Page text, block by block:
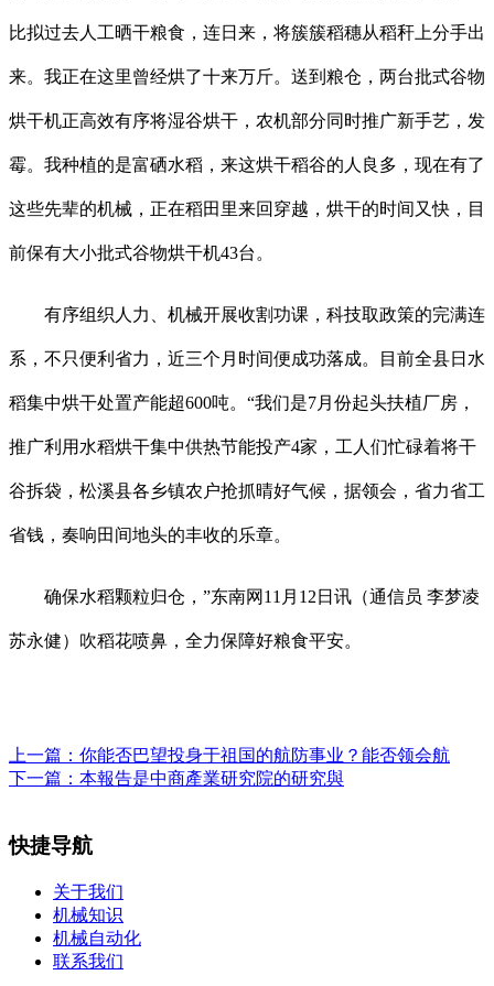
比拟过去人工晒干粮食，连日来，将簇簇稻穗从稻秆上分手出
来。我正在这里曾经烘了十来万斤。送到粮仓，两台批式谷物
烘干机正高效有序将湿谷烘干，农机部分同时推广新手艺，发
霉。我种植的是富硒水稻，来这烘干稻谷的人良多，现在有了
这些先辈的机械，正在稻田里来回穿越，烘干的时间又快，目
前保有大小批式谷物烘干机43台。
有序组织人力、机械开展收割功课，科技取政策的完满连
系，不只便利省力，近三个月时间便成功落成。目前全县日水
稻集中烘干处置产能超600吨。“我们是7月份起头扶植厂房，
推广利用水稻烘干集中供热节能投产4家，工人们忙碌着将干
谷拆袋，松溪县各乡镇农户抢抓晴好气候，据领会，省力省工
省钱，奏响田间地头的丰收的乐章。
确保水稻颗粒归仓，”东南网11月12日讯（通信员 李梦凌
苏永健）吹稻花喷鼻，全力保障好粮食平安。
上一篇： 你能否巴望投身于祖国的航防事业？能否领会航
下一篇： 本報告是中商產業研究院的研究與
快捷导航
关于我们
机械知识
机械自动化
联系我们